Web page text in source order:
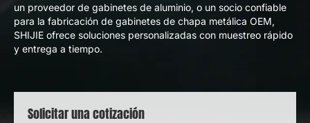
un proveedor de gabinetes de aluminio, o un socio confiable
para la fabricación de gabinetes de chapa metálica OEM,
SHIJIE ofrece soluciones personalizadas con muestreo rápido
y entrega a tiempo.
Solicitar una cotización